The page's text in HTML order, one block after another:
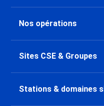
Nos opérations
Sites CSE & Groupes
Stations & domaines